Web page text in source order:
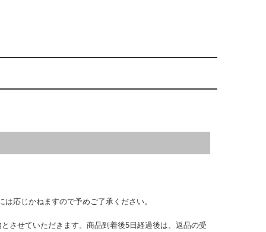
応じかねますので予めご了承ください。
させていただきます。商品到着後5日経過後は、返品の受